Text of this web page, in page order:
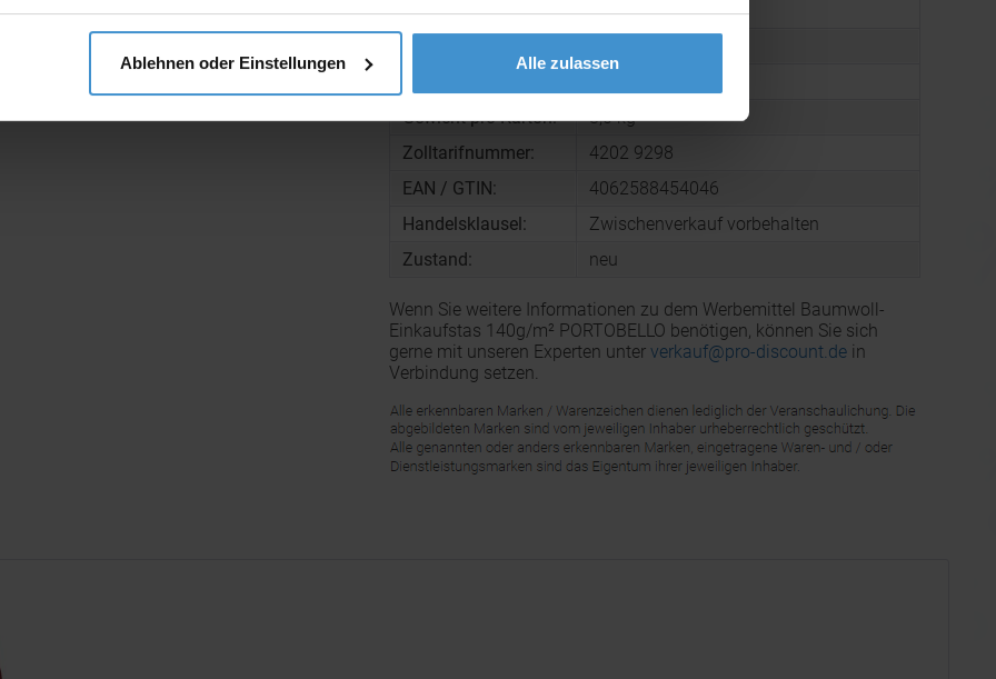
Ablehnen oder Einstellungen Alle zulassen
Maße:
380 x 90 x 420 mm
Gewicht pro Karton:
8,0 kg
Zolltarifnummer:
4202 9298
EAN / GTIN:
4062588454046
Handelsklausel:
Zwischenverkauf vorbehalten
Zustand:
neu
Wenn Sie weitere Informationen zu dem Werbemittel Baumwoll-
Einkaufstas 140g/m² PORTOBELLO benötigen, können Sie sich
gerne mit unseren Experten unter verkauf@pro-discount.dein
Verbindung setzen.